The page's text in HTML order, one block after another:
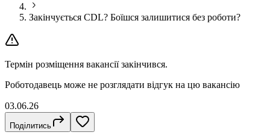
Закінчується CDL? Боїшся залишитися без роботи?
Термін розміщення вакансії закінчився.
Роботодавець може не розглядати відгук на цю вакансію
03.06.26
Поділитись